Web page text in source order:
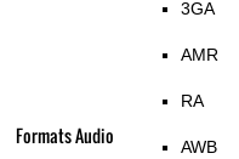
Formats Audio
3GA
AMR
RA
AWB